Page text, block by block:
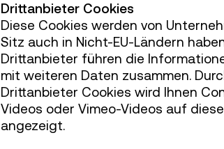
Drittanbieter Cookies
Diese Cookies werden von
Sitz auch in Nicht-EU-Ländern
Drittanbieter führen die
mit weiteren Daten zusammen.
Drittanbieter Cookies wird Ihnen
Videos oder Vimeo-Videos auf
angezeigt.